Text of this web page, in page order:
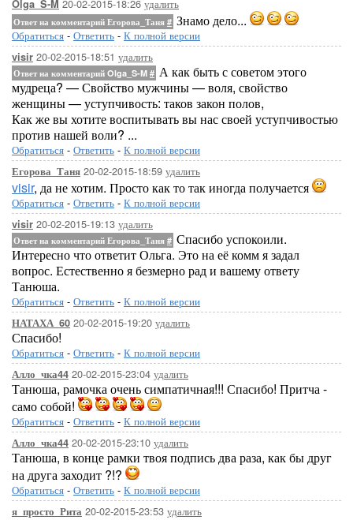
Olga_S-M 20-02-2015-18:26 удалить
Ответ на комментарий Егорова_Таня # Знамо дело...
Обратиться - Ответить - К полной версии
visir 20-02-2015-18:51 удалить
Ответ на комментарий Olga_S-M # А как быть с советом этого
мудреца? — Свойство мужчины — воля, свойство
женщины — уступчивость: таков закон полов,
Как же вы хотите воспитывать вы нас своей уступчивостью
против нашей воли? ...
Обратиться - Ответить - К полной версии
Егорова_Таня 20-02-2015-18:59 удалить
visir, да не хотим. Просто как то так иногда получается
Обратиться - Ответить - К полной версии
visir 20-02-2015-19:13 удалить
Ответ на комментарий Егорова_Таня # Спасибо успокоили.
Интересно что ответит Ольга. Это на её комм я задал
вопрос. Естественно я безмерно рад и вашему ответу
Танюша.
Обратиться - Ответить - К полной версии
НАТАХА_60 20-02-2015-19:20 удалить
Спасибо!
Обратиться - Ответить - К полной версии
Алло_чка44 20-02-2015-23:04 удалить
Танюша, рамочка очень симпатичная!!! Спасибо! Притча -
само собой!
Обратиться - Ответить - К полной версии
Алло_чка44 20-02-2015-23:10 удалить
Танюша, в конце рамки твоя подпись два раза, как бы друг
на друга заходит ?!?
Обратиться - Ответить - К полной версии
я_просто_Рита 20-02-2015-23:53 удалить